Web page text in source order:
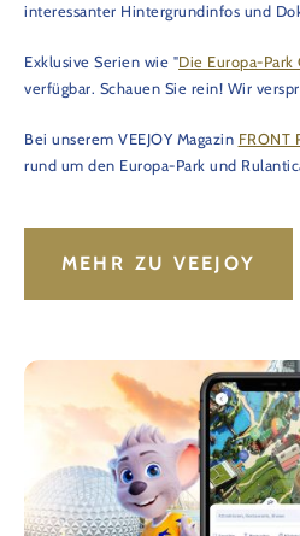
interessanter Hintergrundinfos und
Exklusive Serien wie "Die Europa-Park
verfügbar. Schauen Sie rein! Wir
Bei unserem VEEJOY Magazin FRONT
rund um den Europa-Park und
MEHR ZU VEEJOY